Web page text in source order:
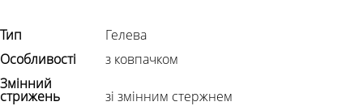
Тип
Гелева
Особливості
з ковпачком
Змінний
стрижень
зі змінним стержнем